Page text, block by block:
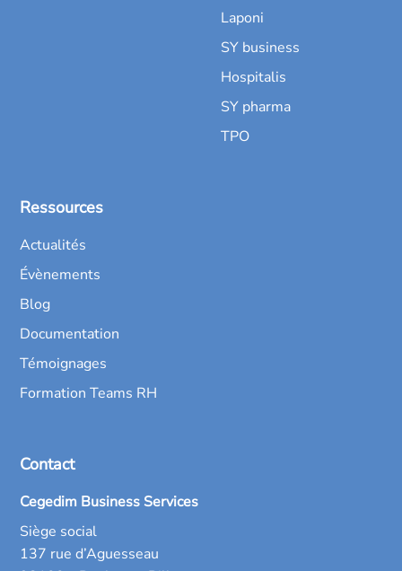
Laponi
SY business
Hospitalis
SY pharma
TPO
Ressources
Actualités
Évènements
Blog
Documentation
Témoignages
Formation Teams RH
Contact
Cegedim Business Services
Siège social
137 rue d’Aguesseau